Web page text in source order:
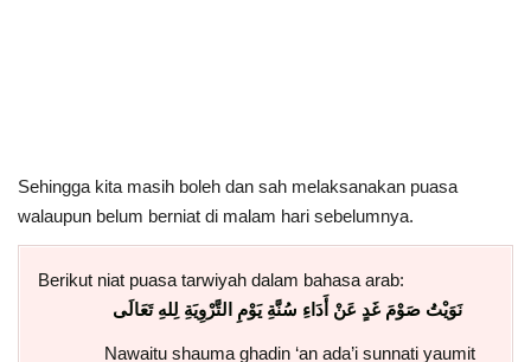
Sehingga kita masih boleh dan sah melaksanakan puasa
walaupun belum berniat di malam hari sebelumnya.
Berikut niat puasa tarwiyah dalam bahasa arab:
نَوَيْتُ صَوْمَ غَدٍ عَنْ أَدَاءِ سُنَّةِ يَوْمِ التَّرْوِيَةِ لِلهِ تَعَالَى
Nawaitu shauma ghadin ‘an ada’i sunnati yaumit